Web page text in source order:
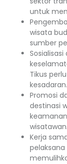
untuk
wisata
sumber
Tikus
kesadaran.
Promosi
destinasi
wisatawan.
Kerja